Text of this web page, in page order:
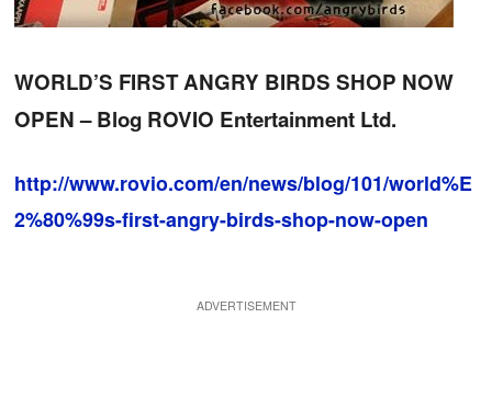
WORLD’S FIRST ANGRY BIRDS SHOP NOW
OPEN – Blog ROVIO Entertainment Ltd.
http://www.rovio.com/en/news/blog/101/world%E
2%80%99s-first-angry-birds-shop-now-open